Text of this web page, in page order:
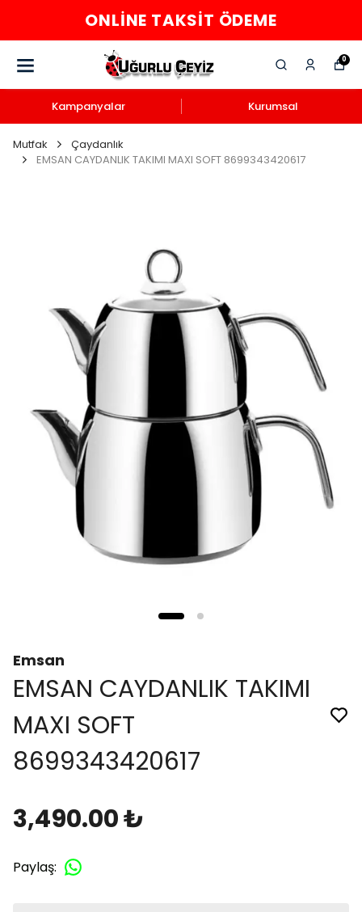
ONLINE TAKSIT ÖDEME
0
Kampanyalar Kurumsal
Mutfak
Çaydanlık
EMSAN CAYDANLIK TAKIMI MAXI SOFT 8699343420617
Emsan
EMSAN CAYDANLIK TAKIMI
MAXI SOFT
8699343420617
3,490.00 ₺
Paylaş: